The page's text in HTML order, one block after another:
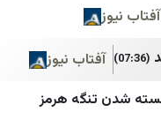
جمهور
جهان نيوز نیوز
هرمز